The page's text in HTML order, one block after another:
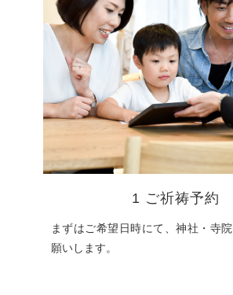
1 ご祈祷予約
まずはご希望日時にて、神社・寺
願いします。